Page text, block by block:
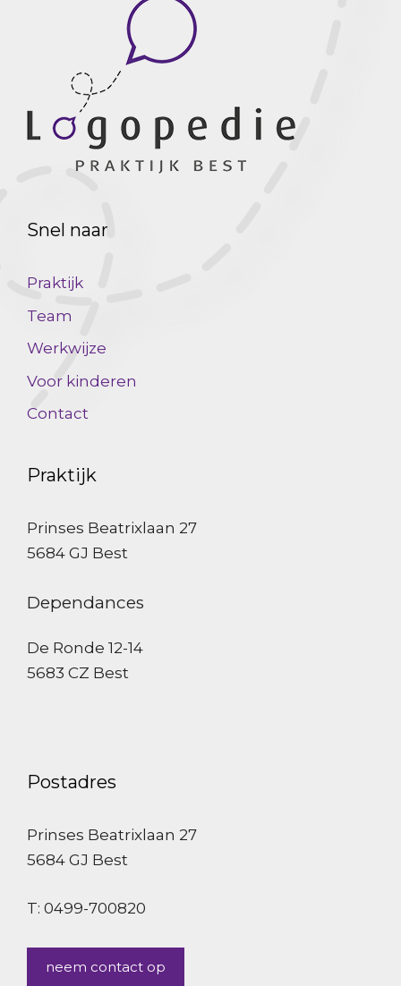
Snel naar
Praktijk
Team
Werkwijze
Voor kinderen
Contact
Praktijk
Prinses Beatrixlaan 27
5684 GJ Best
Dependances
De Ronde 12-14
5683 CZ Best
Postadres
Prinses Beatrixlaan 27
5684 GJ Best
T: 0499-700820
neem contact op